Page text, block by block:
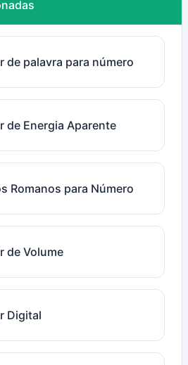
de palavra para número
de Energia Aparente
Romanos para Número
de Volume
Digital